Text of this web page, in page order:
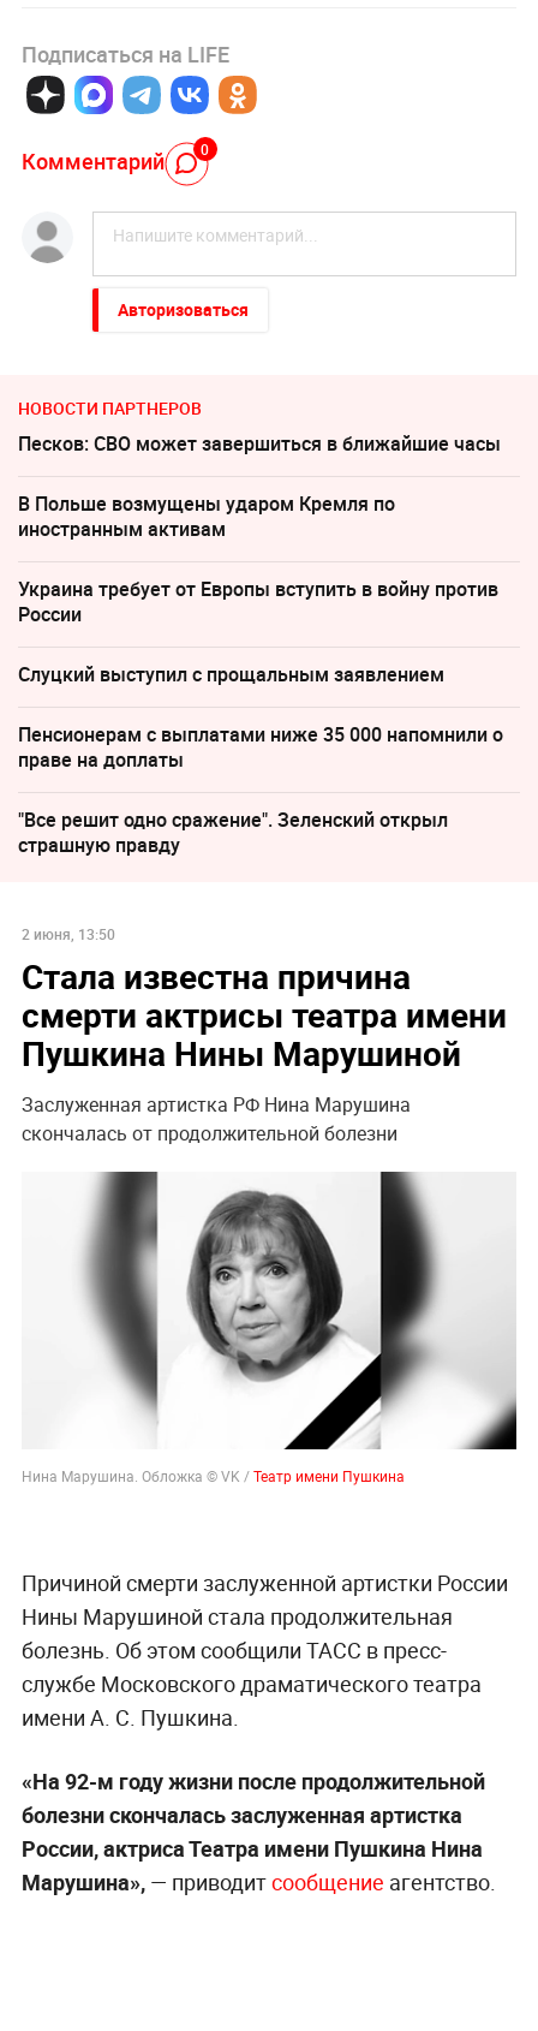
Подписаться на LIFE
Комментарий 0
Авторизоваться
НОВОСТИ ПАРТНЕРОВ
Песков: СВО может завершиться в ближайшие часы
В Польше возмущены ударом Кремля по
иностранным активам
Украина требует от Европы вступить в войну против
России
Слуцкий выступил с прощальным заявлением
Пенсионерам с выплатами ниже 35 000 напомнили о
праве на доплаты
"Все решит одно сражение". Зеленский открыл
страшную правду
2 июня, 13:50
Стала известна причина
смерти актрисы театра имени
Пушкина Нины Марушиной
Заслуженная артистка РФ Нина Марушина
скончалась от продолжительной болезни
Нина Марушина. Обложка © VK /Театр имени Пушкина
Причиной смерти заслуженной артистки России
Нины Марушиной стала продолжительная
болезнь. Об этом сообщили ТАСС в пресс-
службе Московского драматического театра
имени А. С. Пушкина.
«На 92-м году жизни после продолжительной
болезни скончалась заслуженная артистка
России, актриса Театра имени Пушкина Нина
Марушина»,— приводитсообщение агентство.